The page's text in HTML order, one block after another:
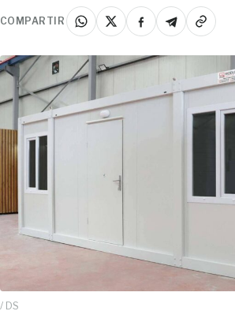
COMPARTIR
/ DS